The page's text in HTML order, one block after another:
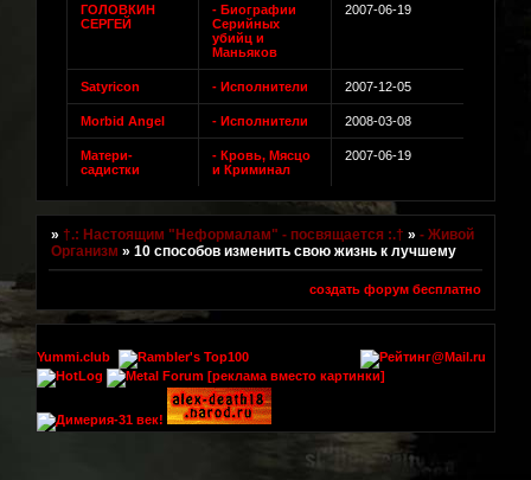
ГОЛОВКИН
СЕРГЕЙ
- Биографии
Серийных
убийц и
Маньяков
2007-06-19
Satyricon - Исполнители 2007-12-05
Morbid Angel - Исполнители 2008-03-08
Матери-
садистки
- Кровь, Мясцо
и Криминал
2007-06-19
»†.: Настоящим "Неформалам" - посвящается :.† »- Живой
Организм »10 способов изменить свою жизнь к лучшему
создать форум бесплатно
Yummi.club
[реклама вместо картинки]